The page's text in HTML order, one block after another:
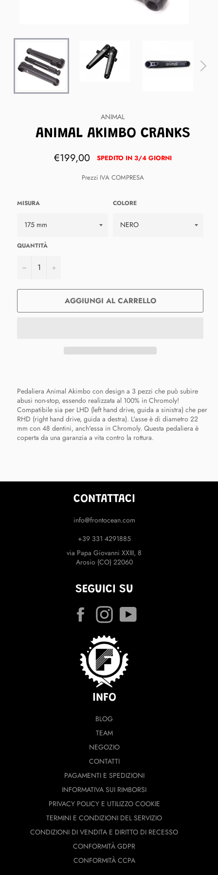
ANIMAL
ANIMAL AKIMBO CRANKS
Prezzo
di
€199,00 SPEDITO IN 3/4 GIORNI
Prezzi IVA COMPRESA
MISURA COLORE
QUANTITÀ
− +
AGGIUNGI AL CARRELLO
Pedaliera Animal Akimbo con design a 3 pezzi che può subire
abusi non-stop, essendo realizzata al 100% in Chromoly!
Compatibile sia per LHD (left hand drive, guida a sinistra) che per
RHD (right hand drive, guida a destra). L'asse è di diametro 22
mm con 48 dentini, anch'essa in Chromoly. Questa pedaliera è
coperta da una garanzia a vita contro la rottura.
CONTATTACI
info@frontocean.com
+39 331 4291885
via Papa Giovanni XXIII, 8
Arosio (CO) 22060
SEGUICI SU
Facebook Instagram
INFO
BLOG
TEAM
NEGOZIO
CONTATTI
PAGAMENTI E SPEDIZIONI
INFORMATIVA SUI RIMBORSI
PRIVACY POLICY E UTILIZZO COOKIE
TERMINI E CONDIZIONI DEL SERVIZIO
CONDIZIONI DI VENDITA E DIRITTO DI RECESSO
CONFORMITÀ GDPR
CONFORMITÀ CCPA